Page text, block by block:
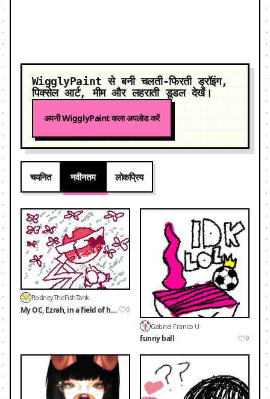
WigglyPaint से बनी चलती-फिरती ड्रॉइंग,
पिक्सेल आर्ट, मीम और लहराती डूडल देखें।
अपनी WigglyPaint कला अपलोड करें
चयनित नवीनतम लोकप्रिय
RodneyTheFishTank
My OC, Ezrah, in a field of his favorite thing : Flowers <3 0
Gabriel Franco U
funny ball 0